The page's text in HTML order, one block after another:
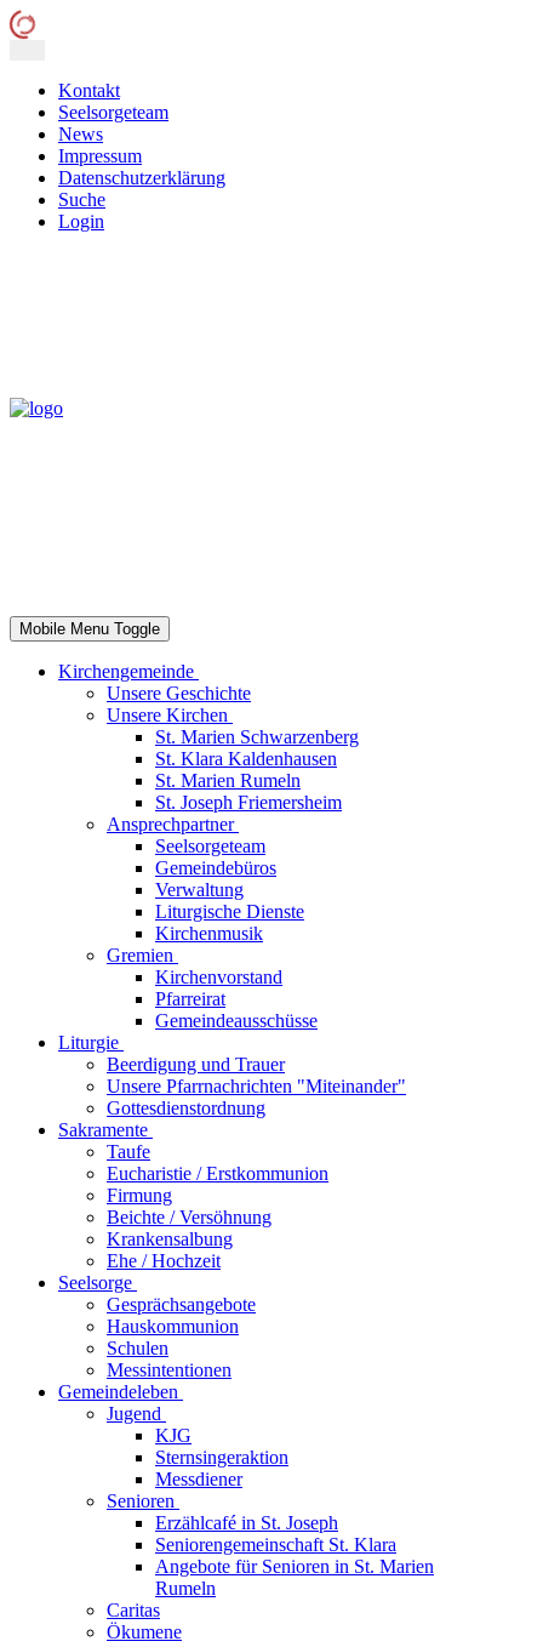
Kontakt
Seelsorgeteam
News
Impressum
Datenschutzerklärung
Suche
Login
Mobile Menu Toggle
Kirchengemeinde
Unsere Geschichte
Unsere Kirchen
St. Marien Schwarzenberg
St. Klara Kaldenhausen
St. Marien Rumeln
St. Joseph Friemersheim
Ansprechpartner
Seelsorgeteam
Gemeindebüros
Verwaltung
Liturgische Dienste
Kirchenmusik
Gremien
Kirchenvorstand
Pfarreirat
Gemeindeausschüsse
Liturgie
Beerdigung und Trauer
Unsere Pfarrnachrichten "Miteinander"
Gottesdienstordnung
Sakramente
Taufe
Eucharistie / Erstkommunion
Firmung
Beichte / Versöhnung
Krankensalbung
Ehe / Hochzeit
Seelsorge
Gesprächsangebote
Hauskommunion
Schulen
Messintentionen
Gemeindeleben
Jugend
KJG
Sternsingeraktion
Messdiener
Senioren
Erzählcafé in St. Joseph
Seniorengemeinschaft St. Klara
Angebote für Senioren in St. Marien
Rumeln
Caritas
Ökumene